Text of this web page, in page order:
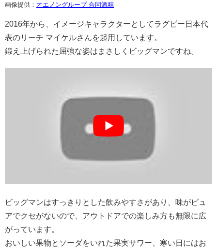
画像提供： オエノングループ 合同酒精
2016年から、イメージキャラクターとしてラグビー日本代
表のリーチ マイケルさんを起用しています。
鍛え上げられた屈強な姿はまさしくビッグマンですね。
ビッグマンはすっきりとした飲みやすさがあり、味がピュ
アでクセがないので、アウトドアでの楽しみ方も無限に広
がっています。
おいしい果物とソーダをいれた果実サワー、寒い日にはお